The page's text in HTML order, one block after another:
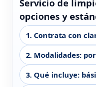
Servicio de
opciones y
1. Contrata con
2. Modalidades:
3. Qué incluye: